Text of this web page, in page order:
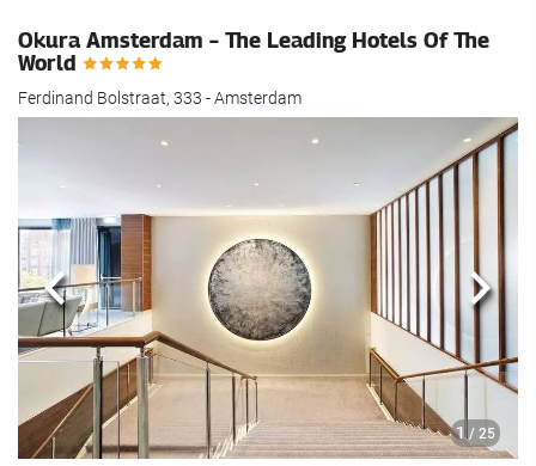
Okura Amsterdam – The Leading Hotels Of The
World
Ferdinand Bolstraat, 333 - Amsterdam
1 / 25
Précédent